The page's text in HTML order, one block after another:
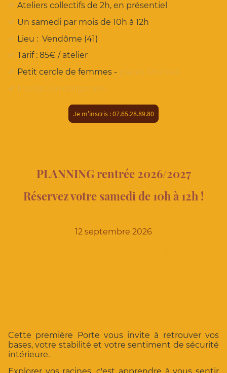
✔ Ateliers collectifs de 2h, en présentiel
✔ Un samedi par mois de 10h à 12h
✔ Lieu : Vendôme (41)
✔ Tarif : 85€ / atelier
✔ Petit cercle de femmes - places limitées
✔ Inscription obligatoire
Je m'inscris : 07.65.28.89.80
PLANNING rentrée 2026/2027
Réservez votre samedi de 10h à 12h !
12 septembre 2026
Cette première Porte vous invite à retrouver vos
bases, votre stabilité et votre sentiment de sécurité
intérieure.